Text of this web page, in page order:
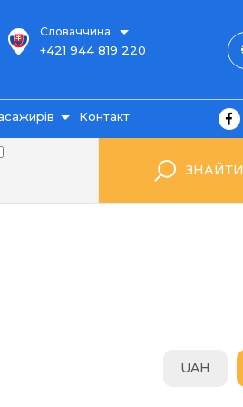
Словаччина
+421 944 819 220
Контакт
ЗНАЙТИ
UAH